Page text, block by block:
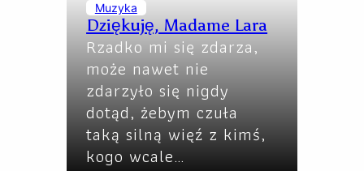
Muzyka
Dziękuję, Madame Lara
Rzadko mi się zdarza,
może nawet nie
zdarzyło się nigdy
dotąd, żebym czuła
taką silną więź z kimś,
kogo wcale…